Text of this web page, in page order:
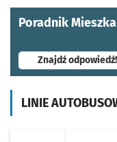
Poradnik
Znajdź odpowiedź!
LINIE